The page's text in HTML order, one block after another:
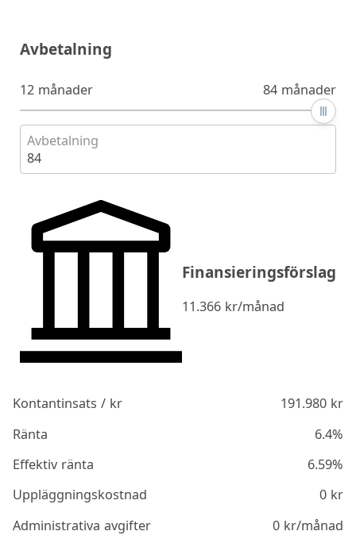
Avbetalning
12 månader 84 månader
Avbetalning
84
Finansieringsförslag
11.366 kr/månad
Kontantinsats / kr 191.980kr
Ränta
6.4%
Effektiv ränta
6.59%
Uppläggningskostnad
0kr
Administrativa avgifter
0kr/månad